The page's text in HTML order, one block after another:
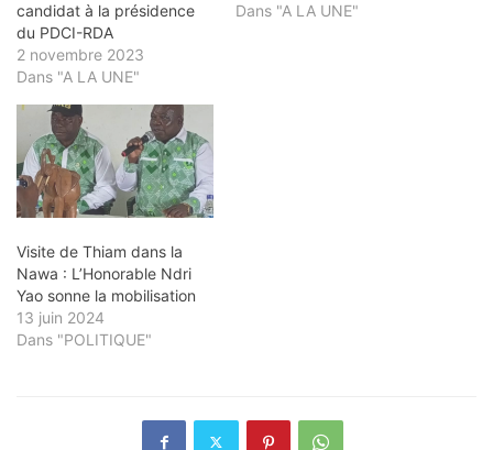
candidat à la présidence
du PDCI-RDA
2 novembre 2023
Dans "A LA UNE"
Dans "A LA UNE"
Visite de Thiam dans la
Nawa : L’Honorable Ndri
Yao sonne la mobilisation
13 juin 2024
Dans "POLITIQUE"